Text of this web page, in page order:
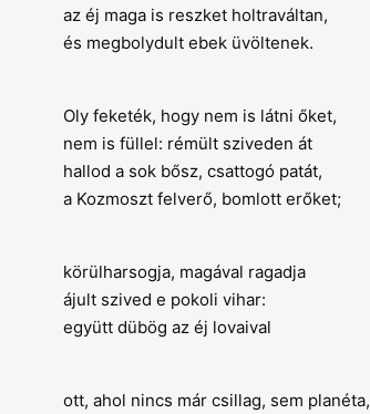
az éj maga is reszket holtraváltan,
és megbolydult ebek üvöltenek.
Oly feketék, hogy nem is látni őket,
nem is füllel: rémült sziveden át
hallod a sok bősz, csattogó patát,
a Kozmoszt felverő, bomlott erőket;
körülharsogja, magával ragadja
ájult szived e pokoli vihar:
együtt dübög az éj lovaival
ott, ahol nincs már csillag, sem planéta,